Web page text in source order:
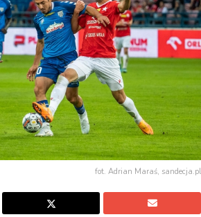
fot. Adrian Maraś, sandecja.pl